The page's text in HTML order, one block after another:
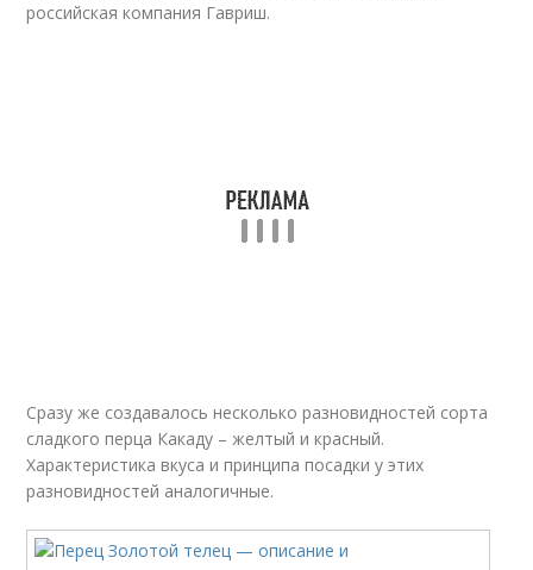
российская компания Гавриш.
Сразу же создавалось несколько разновидностей сорта
сладкого перца Какаду – желтый и красный.
Характеристика вкуса и принципа посадки у этих
разновидностей аналогичные.